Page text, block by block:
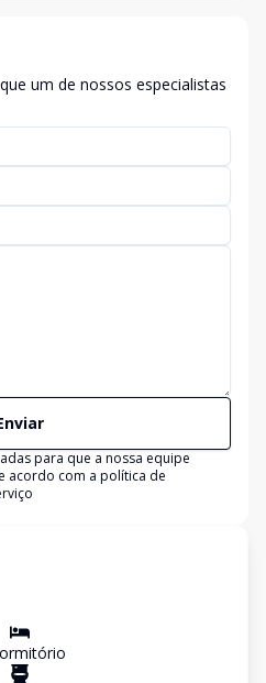
um de nossos especialistas
para que a nossa equipe
acordo com a política de